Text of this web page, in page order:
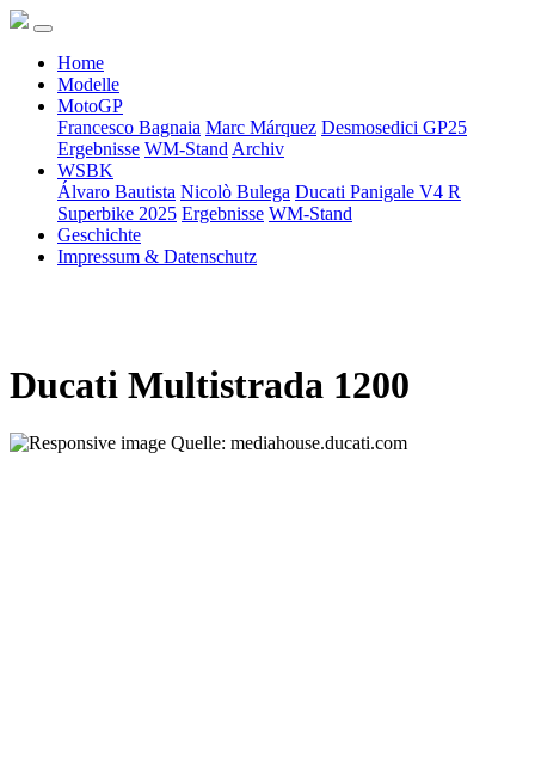
Home
Modelle
MotoGP
Francesco Bagnaia Marc Márquez Desmosedici GP25
Ergebnisse WM-Stand Archiv
WSBK
Álvaro Bautista Nicolò Bulega Ducati Panigale V4 R
Superbike 2025 Ergebnisse WM-Stand
Geschichte
Impressum & Datenschutz
Ducati Multistrada 1200
Quelle: mediahouse.ducati.com